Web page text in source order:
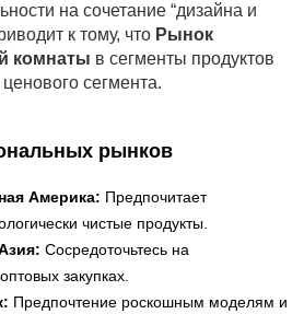
на сочетание “дизайна и
к тому, что Рынок
комнаты в сегменты продуктов
сегмента.
рынков
Америка: Предпочитает
чистые продукты.
Сосредоточьтесь на
закупках.
Предпочтение роскошным моделям и